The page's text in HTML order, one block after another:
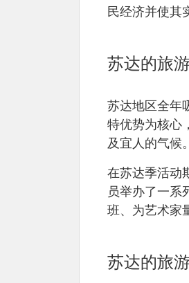
民经济并使其
苏达的旅
苏达地区全年
特优势为核心
及宜人的气候。
在苏达季活动
员举办了一系
班、为艺术家
苏达的旅